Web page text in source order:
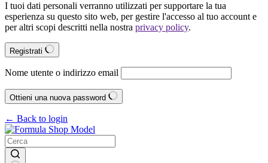
I tuoi dati personali verranno utilizzati per supportare la tua
esperienza su questo sito web, per gestire l'accesso al tuo account e
per altri scopi descritti nella nostra privacy policy.
Registrati
Nome utente o indirizzo email
Ottieni una nuova password
← Back to login